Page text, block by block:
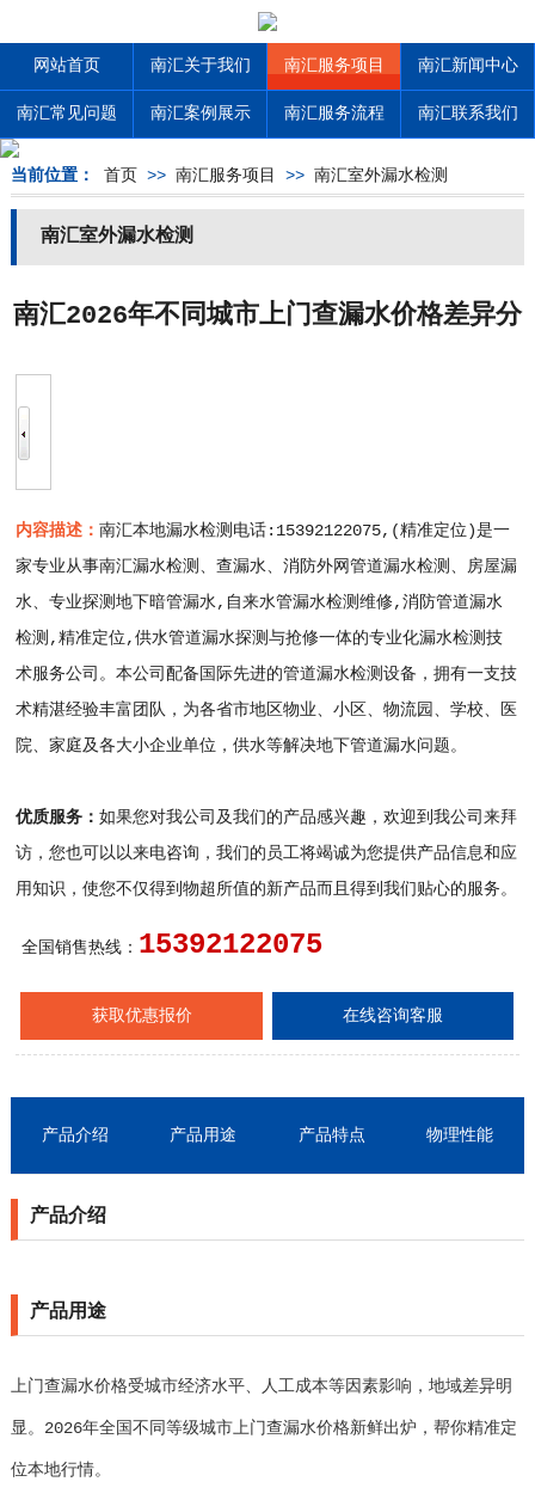
网站首页 南汇关于我们 南汇服务项目 南汇新闻中心
南汇常见问题 南汇案例展示 南汇服务流程 南汇联系我们
当前位置： 首页 >> 南汇服务项目 >> 南汇室外漏水检测
南汇室外漏水检测
南汇2026年不同城市上门查漏水价格差异分
内容描述：南汇本地漏水检测电话:15392122075,(精准定位)是一
家专业从事南汇漏水检测、查漏水、消防外网管道漏水检测、房屋漏
水、专业探测地下暗管漏水,自来水管漏水检测维修,消防管道漏水
检测,精准定位,供水管道漏水探测与抢修一体的专业化漏水检测技
术服务公司。本公司配备国际先进的管道漏水检测设备，拥有一支技
术精湛经验丰富团队，为各省市地区物业、小区、物流园、学校、医
院、家庭及各大小企业单位，供水等解决地下管道漏水问题。
优质服务：如果您对我公司及我们的产品感兴趣，欢迎到我公司来拜
访，您也可以以来电咨询，我们的员工将竭诚为您提供产品信息和应
用知识，使您不仅得到物超所值的新产品而且得到我们贴心的服务。
全国销售热线： 15392122075
获取优惠报价 在线咨询客服
产品介绍 产品用途 产品特点 物理性能
产品介绍
产品用途
上门查漏水价格受城市经济水平、人工成本等因素影响，地域差异明
显。2026年全国不同等级城市上门查漏水价格新鲜出炉，帮你精准定
位本地行情。